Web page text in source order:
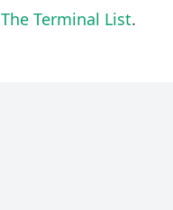
The Terminal List.